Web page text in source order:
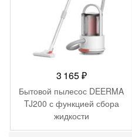
3 165₽
Бытовой пылесос DEERMA
TJ200 с функцией сбора
жидкости